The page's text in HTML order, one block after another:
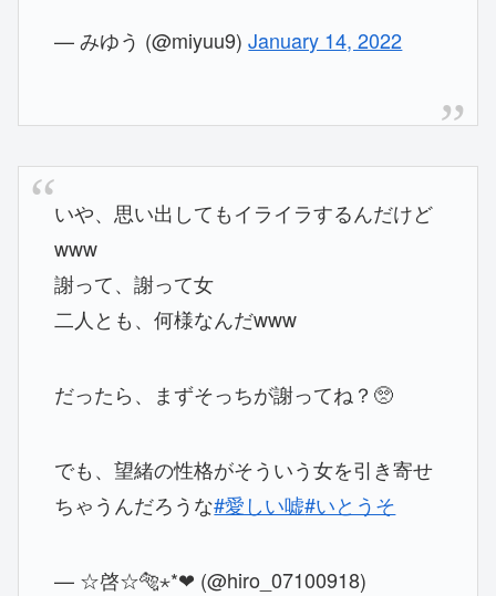
— みゆう (@miyuu9)January 14, 2022
いや、思い出してもイライラするんだけど
www
謝って、謝って女
二人とも、何様なんだwww
だったら、まずそっちが謝ってね？🥺
でも、望緒の性格がそういう女を引き寄せ
ちゃうんだろうな#愛しい嘘#いとうそ
— ☆啓☆🐅⋆*❤︎ (@hiro_07100918)